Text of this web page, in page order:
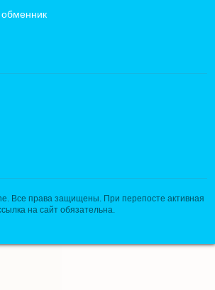
Все права защищены. При перепосте активная
на сайт обязательна.